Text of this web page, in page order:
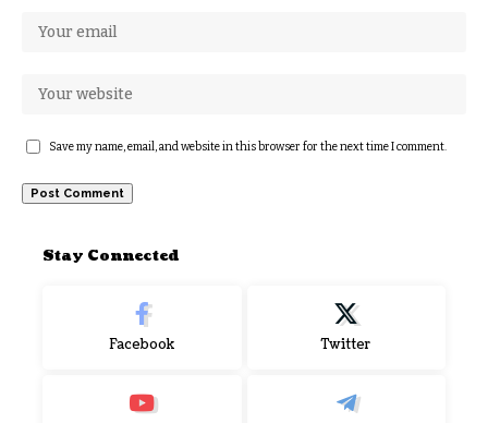
Save my name, email, and website in this browser for the next time I comment.
Stay Connected
Facebook Twitter